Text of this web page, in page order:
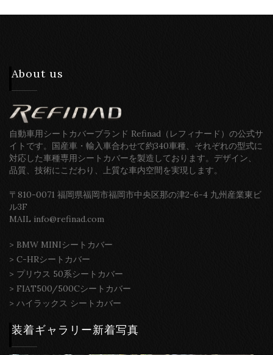
About us
自動車用シートカバーブランド Refinad（レフィナード）の公式サ
イトです。国産車・輸入車合わせて約340車種、それぞれの型式に
対応した車種専用シートカバーを製造しております。デザイン、
品質、技術にこだわり、上質な車内空間を実現します。
〒810-0071 福岡県福岡市福岡市中央区那の津2-6-4 九州産業東ビ
ル3F
MAIL info@refinad.com
> BMW MINIシートカバー
> C-HRシートカバー
> プリウス 50系シートカバー
> FIAT500/500Cシートカバー
> ハイラックス シートカバー
装着ギャラリー新着写真